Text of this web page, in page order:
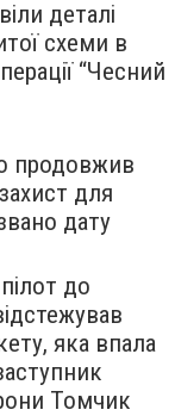
деталі
схеми в
“Чесний
продовжив
для
дату
до
яка впала
Томчик